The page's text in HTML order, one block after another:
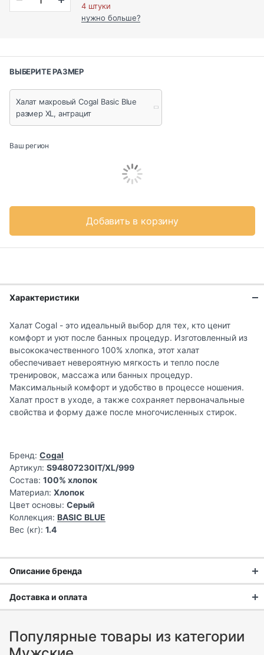
4 штуки
нужно больше?
ВЫБЕРИТЕ РАЗМЕР
Халат махровый Cogal Basic Blue
размер XL, антрацит
Ваш регион
Добавить в корзину
Характеристики
Халат Cogal - это идеальный выбор для тех, кто ценит
комфорт и уют после банных процедур. Изготовленный из
высококачественного 100% хлопка, этот халат
обеспечивает невероятную мягкость и тепло после
тренировок, массажа или банных процедур.
Максимальный комфорт и удобство в процессе ношения.
Халат прост в уходе, а также сохраняет первоначальные
свойства и форму даже после многочисленных стирок.
Бренд: Cogal
Артикул: S94807230IT/XL/999
Состав: 100% хлопок
Материал: Хлопок
Цвет основы: Серый
Коллекция: BASIC BLUE
Вес (кг): 1.4
Описание бренда
Доставка и оплата
Доставка в Москве и области
Популярные товары из категории